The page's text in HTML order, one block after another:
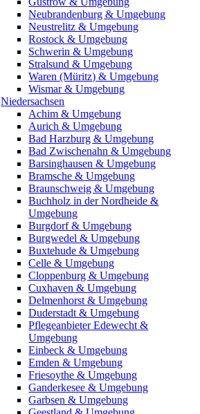
Neubrandenburg & Umgebung
Neustrelitz & Umgebung
Rostock & Umgebung
Schwerin & Umgebung
Stralsund & Umgebung
Waren (Müritz) & Umgebung
Wismar & Umgebung
Niedersachsen
Achim & Umgebung
Aurich & Umgebung
Bad Harzburg & Umgebung
Bad Zwischenahn & Umgebung
Barsinghausen & Umgebung
Bramsche & Umgebung
Braunschweig & Umgebung
Buchholz in der Nordheide &
Umgebung
Burgdorf & Umgebung
Burgwedel & Umgebung
Buxtehude & Umgebung
Celle & Umgebung
Cloppenburg & Umgebung
Cuxhaven & Umgebung
Delmenhorst & Umgebung
Duderstadt & Umgebung
Pflegeanbieter Edewecht &
Umgebung
Einbeck & Umgebung
Emden & Umgebung
Friesoythe & Umgebung
Ganderkesee & Umgebung
Garbsen & Umgebung